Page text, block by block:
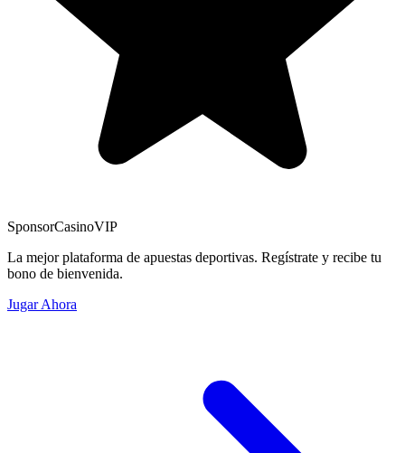
SponsorCasinoVIP
La mejor plataforma de apuestas deportivas. Regístrate y recibe tu
bono de bienvenida.
Jugar Ahora